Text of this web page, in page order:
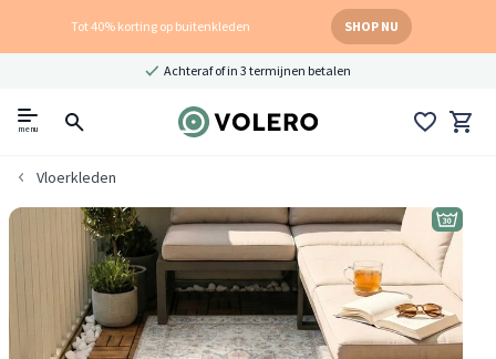
Tot 40% korting op buitenkleden SHOP NU
Achteraf of in 3 termijnen betalen
menu
Vloerkleden